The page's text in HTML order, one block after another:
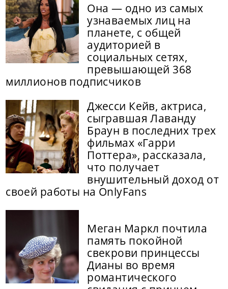
Она — одно из самых
узнаваемых лиц на
планете, с общей
аудиторией в
социальных сетях,
превышающей 368
миллионов подписчиков
Джесси Кейв, актриса,
сыгравшая Лаванду
Браун в последних трех
фильмах «Гарри
Поттера», рассказала,
что получает
внушительный доход от
своей работы на OnlyFans
Меган Маркл почтила
память покойной
свекрови принцессы
Дианы во время
романтического